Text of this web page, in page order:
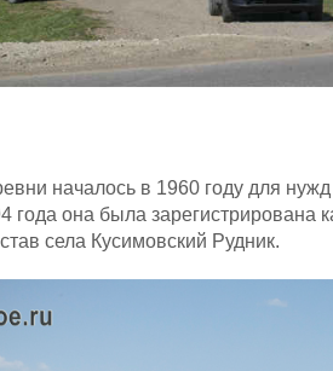
началось в 1960 году для
года она была зарегистрирована
села Кусимовский Рудник.